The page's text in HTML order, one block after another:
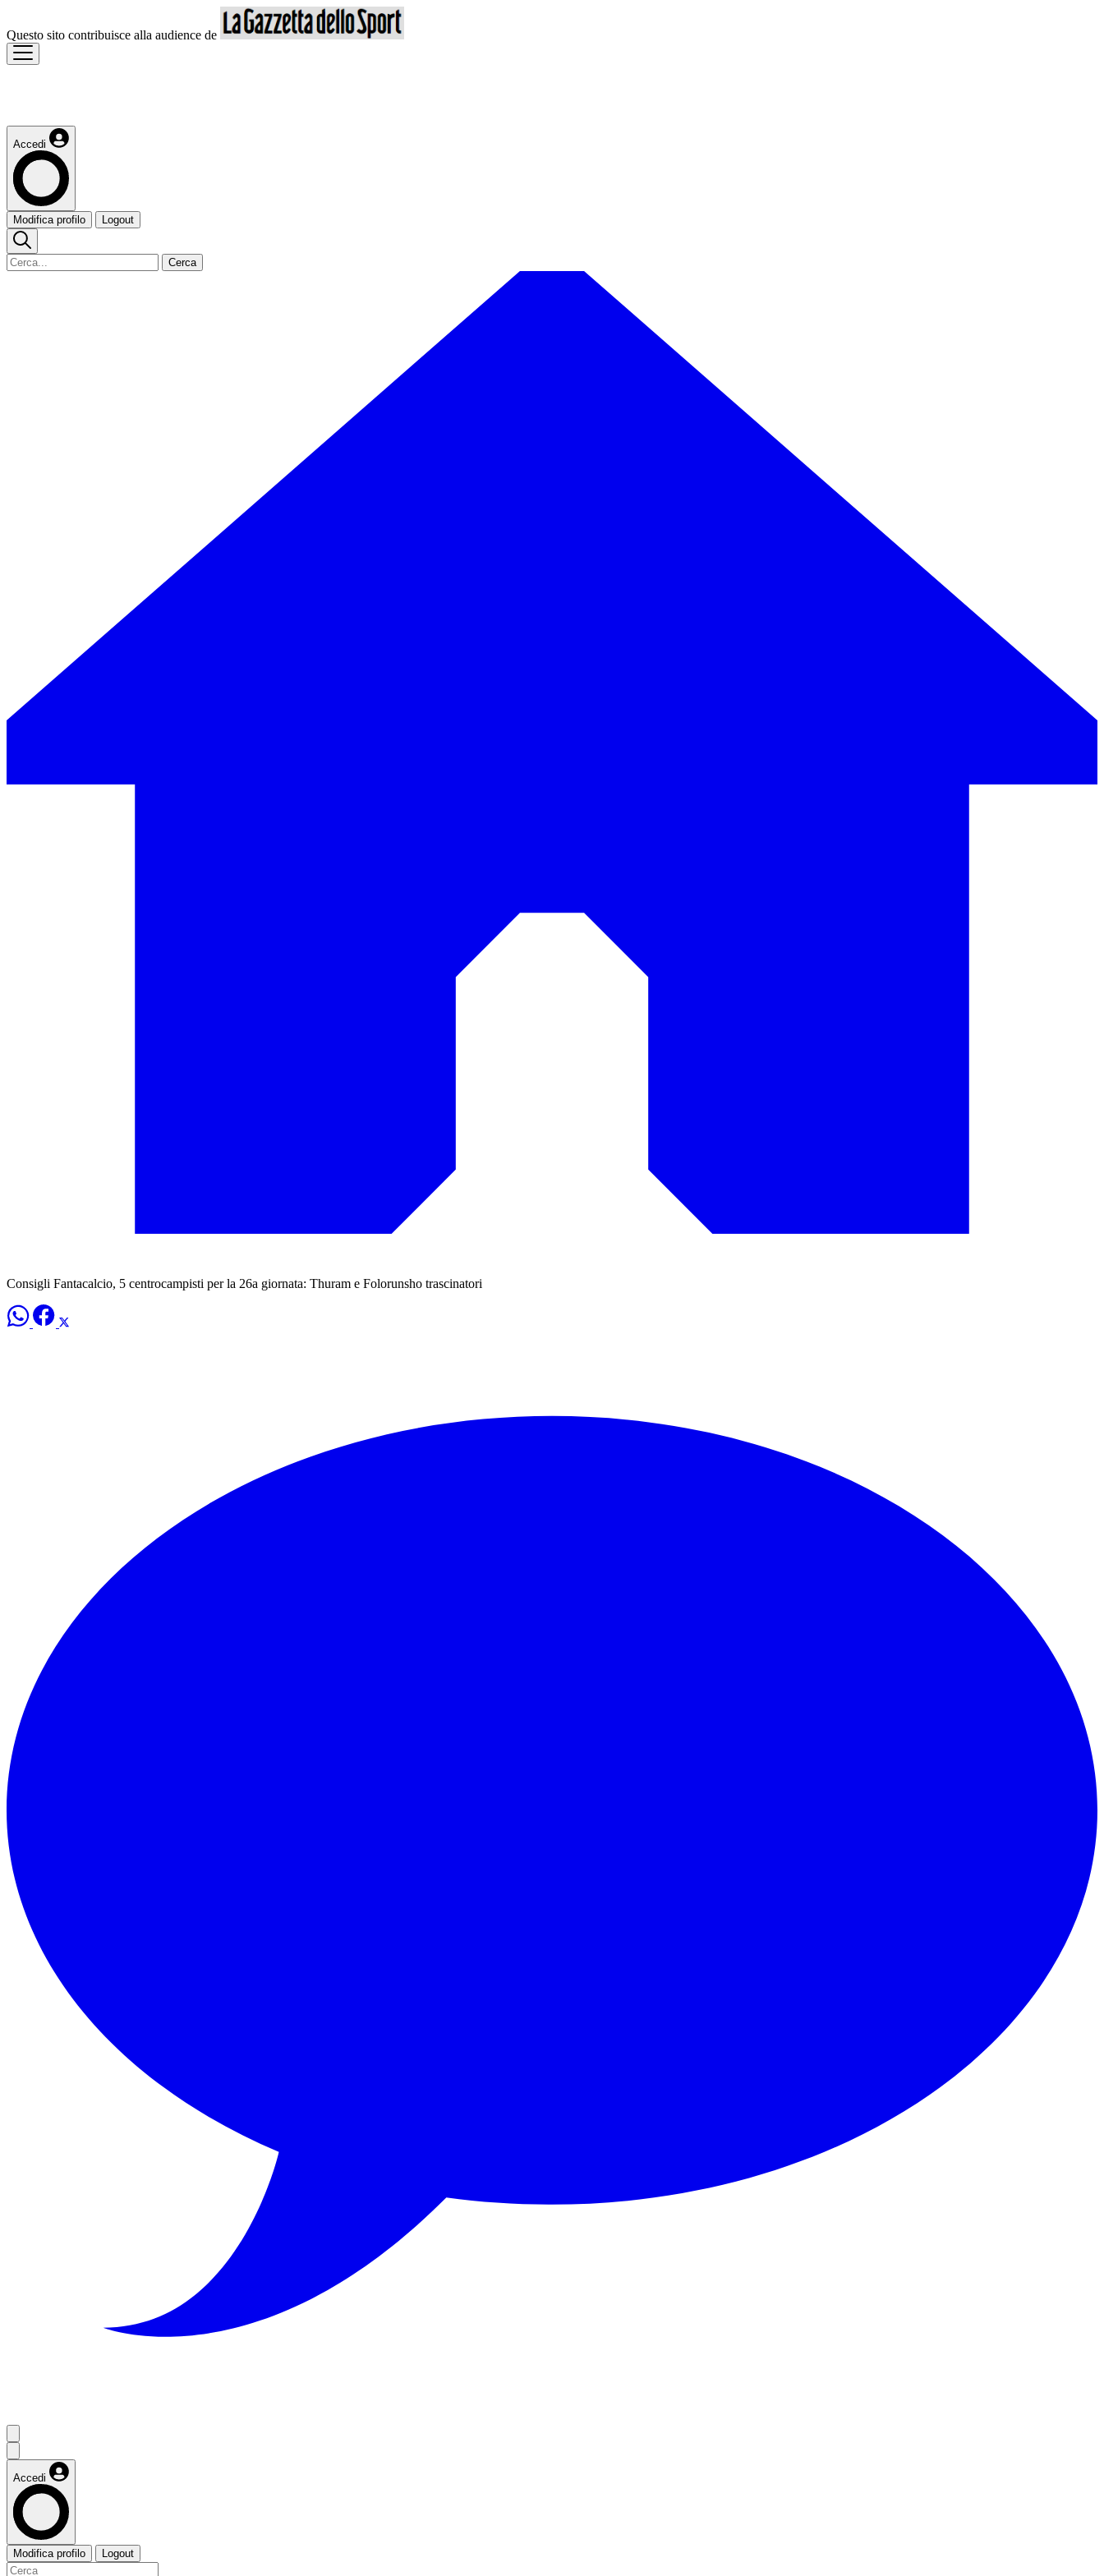
Questo sito contribuisce alla audience de
Accedi
Modifica profilo Logout
Cerca
Consigli Fantacalcio, 5 centrocampisti per la 26a giornata: Thuram e Folorunsho trascinatori
Accedi
Modifica profilo Logout